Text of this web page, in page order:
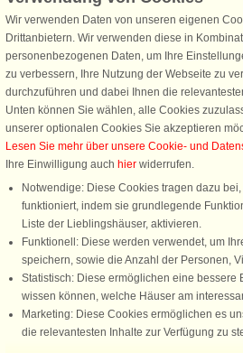
Wir verwenden Daten von unseren eigenen
Drittanbietern. Wir verwenden diese in
personenbezogenen Daten, um Ihre
zu verbessern, Ihre Nutzung der Webseite zu
durchzuführen und dabei Ihnen die
Unten können Sie wählen, alle Cookies
unserer optionalen Cookies Sie akzeptieren
Lesen Sie mehr über unsere Cookie- und
Ihre Einwilligung auch hier widerrufen.
Notwendige: Diese Cookies tragen dazu
funktioniert, indem sie grundlegende
Liste der Lieblingshäuser, aktivieren.
Funktionell: Diese werden verwendet, um
speichern, sowie die Anzahl der Personen,
Statistisch: Diese ermöglichen eine bessere
wissen können, welche Häuser am
Marketing: Diese Cookies ermöglichen es
die relevantesten Inhalte zur Verfügung zu